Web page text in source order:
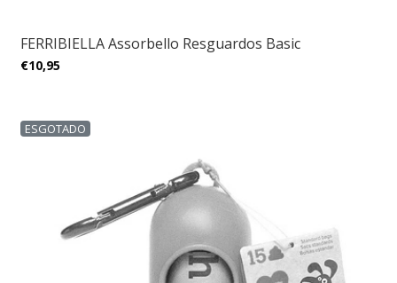
FERRIBIELLA Assorbello Resguardos Basic
€10,95
ESGOTADO